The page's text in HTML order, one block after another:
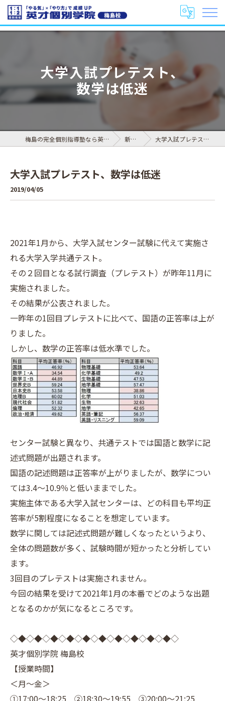
大学入試プレテスト、
数学は低迷
梅島の完全個別指導塾なら英才個別学院 梅島校 新着情報 大学入試プレテスト、数学は低迷
大学入試プレテスト、数学は低迷
2019/04/05
2021年1月から、大学入試センター試験に代えて実施さ
れる大学入学共通テスト。
その２回目となる試行調査（プレテスト）が昨年11月に
実施されました。
その結果が公表されました。
一昨年の1回目プレテストに比べて、国語の正答率は上が
りました。
しかし、数学の正答率は低水準でした。
センター試験と異なり、共通テストでは国語と数学に記
述式問題が出題されます。
国語の記述問題は正答率が上がりましたが、数学につい
ては3.4～10.9％と低いままでした。
実施主体である大学入試センターは、どの科目も平均正
答率が5割程度になることを想定しています。
数学に関しては記述式問題が難しくなったというより、
全体の問題数が多く、試験時間が短かったと分析してい
ます。
3回目のプレテストは実施されません。
今回の結果を受けて2021年1月の本番でどのような出題
となるのかが気になるところです。
◇◆◇◆◇◆◇◆◇◆◇◆◇◆◇◆◇◆◇◆◇
英才個別学院 梅島校
【授業時間】
＜月～金＞
①17:00～18:25 ②18:30～19:55 ③20:00～21:25